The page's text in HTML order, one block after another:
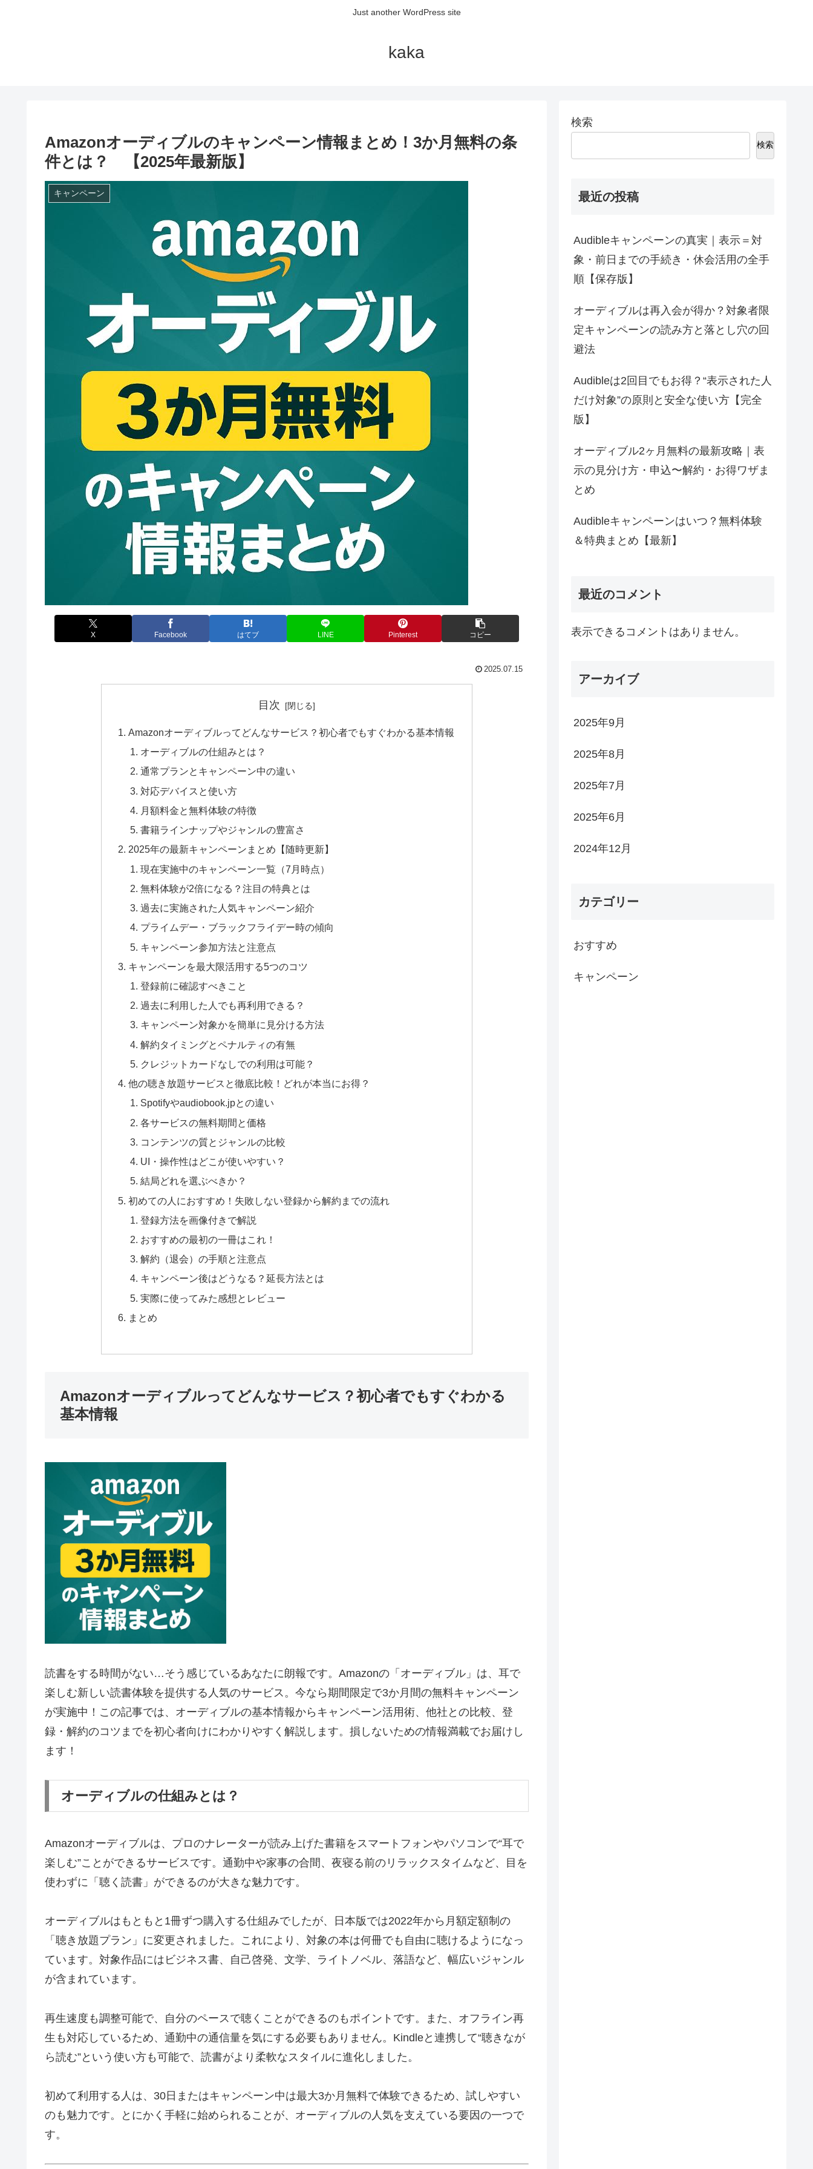
Just another WordPress site
kaka
Amazonオーディブルのキャンペーン情報まとめ！3か月無料の条
件とは？ 【2025年最新版】
キャンペーン
X Facebook はてブ LINE Pinterest コピー
2025.07.15
目次
Amazonオーディブルってどんなサービス？初心者でもすぐわかる基本情報
オーディブルの仕組みとは？
通常プランとキャンペーン中の違い
対応デバイスと使い方
月額料金と無料体験の特徴
書籍ラインナップやジャンルの豊富さ
2025年の最新キャンペーンまとめ【随時更新】
現在実施中のキャンペーン一覧（7月時点）
無料体験が2倍になる？注目の特典とは
過去に実施された人気キャンペーン紹介
プライムデー・ブラックフライデー時の傾向
キャンペーン参加方法と注意点
キャンペーンを最大限活用する5つのコツ
登録前に確認すべきこと
過去に利用した人でも再利用できる？
キャンペーン対象かを簡単に見分ける方法
解約タイミングとペナルティの有無
クレジットカードなしでの利用は可能？
他の聴き放題サービスと徹底比較！どれが本当にお得？
Spotifyやaudiobook.jpとの違い
各サービスの無料期間と価格
コンテンツの質とジャンルの比較
UI・操作性はどこが使いやすい？
結局どれを選ぶべきか？
初めての人におすすめ！失敗しない登録から解約までの流れ
登録方法を画像付きで解説
おすすめの最初の一冊はこれ！
解約（退会）の手順と注意点
キャンペーン後はどうなる？延長方法とは
実際に使ってみた感想とレビュー
まとめ
Amazonオーディブルってどんなサービス？初心者でもすぐわかる
基本情報
読書をする時間がない…そう感じているあなたに朗報です。Amazonの「オーディブル」は、耳で
楽しむ新しい読書体験を提供する人気のサービス。今なら期間限定で3か月間の無料キャンペーン
が実施中！この記事では、オーディブルの基本情報からキャンペーン活用術、他社との比較、登
録・解約のコツまでを初心者向けにわかりやすく解説します。損しないための情報満載でお届けし
ます！
オーディブルの仕組みとは？
Amazonオーディブルは、プロのナレーターが読み上げた書籍をスマートフォンやパソコンで“耳で
楽しむ”ことができるサービスです。通勤中や家事の合間、夜寝る前のリラックスタイムなど、目を
使わずに「聴く読書」ができるのが大きな魅力です。
オーディブルはもともと1冊ずつ購入する仕組みでしたが、日本版では2022年から月額定額制の
「聴き放題プラン」に変更されました。これにより、対象の本は何冊でも自由に聴けるようになっ
ています。対象作品にはビジネス書、自己啓発、文学、ライトノベル、落語など、幅広いジャンル
が含まれています。
再生速度も調整可能で、自分のペースで聴くことができるのもポイントです。また、オフライン再
生も対応しているため、通勤中の通信量を気にする必要もありません。Kindleと連携して“聴きなが
ら読む”という使い方も可能で、読書がより柔軟なスタイルに進化しました。
初めて利用する人は、30日またはキャンペーン中は最大3か月無料で体験できるため、試しやすい
のも魅力です。とにかく手軽に始められることが、オーディブルの人気を支えている要因の一つで
す。
検索
検索
最近の投稿
Audibleキャンペーンの真実｜表示＝対
象・前日までの手続き・休会活用の全手
順【保存版】
オーディブルは再入会が得か？対象者限
定キャンペーンの読み方と落とし穴の回
避法
Audibleは2回目でもお得？“表示された人
だけ対象”の原則と安全な使い方【完全
版】
オーディブル2ヶ月無料の最新攻略｜表
示の見分け方・申込〜解約・お得ワザま
とめ
Audibleキャンペーンはいつ？無料体験
＆特典まとめ【最新】
最近のコメント
表示できるコメントはありません。
アーカイブ
2025年9月
2025年8月
2025年7月
2025年6月
2024年12月
カテゴリー
おすすめ
キャンペーン